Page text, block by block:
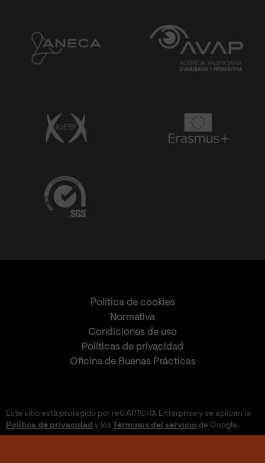
Política de cookies
Normativa
Condiciones de uso
Políticas de privacidad
Oficina de Buenas Prácticas
Este sitio está protegido por reCAPTCHA Enterprise y se aplican la
Política de privacidad y los Términos del servicio de Google.